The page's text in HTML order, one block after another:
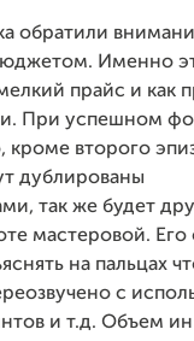
обратили
Именно
прайс и как
При успешном
кроме второго
дублированы
так же будет
мастеровой. Его
на пальцах
с
и т.д. Объем